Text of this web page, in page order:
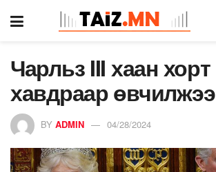
Чарльз III хаан хорт
хавдраар өвчилжээ
BY ADMIN 04/28/2024